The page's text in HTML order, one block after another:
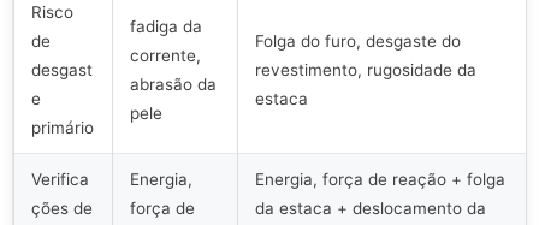
Risco
de
desgast
e
primário
fadiga da
corrente,
abrasão da
pele
Folga do furo, desgaste do
revestimento, rugosidade da
estaca
Verifica
ções de
Energia,
força de
Energia, força de reação + folga
da estaca + deslocamento da